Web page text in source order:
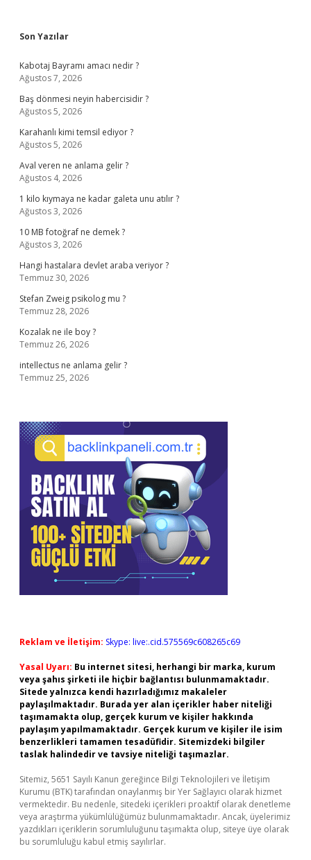
Sidebar
Son Yazılar
Kabotaj Bayramı amacı nedir ?
Ağustos 7, 2026
Baş dönmesi neyin habercisidir ?
Ağustos 5, 2026
Karahanlı kimi temsil ediyor ?
Ağustos 5, 2026
Aval veren ne anlama gelir ?
Ağustos 4, 2026
1 kilo kıymaya ne kadar galeta unu atılır ?
Ağustos 3, 2026
10 MB fotoğraf ne demek ?
Ağustos 3, 2026
Hangi hastalara devlet araba veriyor ?
Temmuz 30, 2026
Stefan Zweig psikolog mu ?
Temmuz 28, 2026
Kozalak ne ile boy ?
Temmuz 26, 2026
intellectus ne anlama gelir ?
Temmuz 25, 2026
Reklam ve İletişim: Skype: live:.cid.575569c608265c69
Yasal Uyarı: Bu internet sitesi, herhangi bir marka, kurum
veya şahıs şirketi ile hiçbir bağlantısı bulunmamaktadır.
Sitede yalnızca kendi hazırladığımız makaleler
paylaşılmaktadır. Burada yer alan içerikler haber niteliği
taşımamakta olup, gerçek kurum ve kişiler hakkında
paylaşım yapılmamaktadır. Gerçek kurum ve kişiler ile isim
benzerlikleri tamamen tesadüfidir. Sitemizdeki bilgiler
taslak halindedir ve tavsiye niteliği taşımazlar.
Sitemiz, 5651 Sayılı Kanun gereğince Bilgi Teknolojileri ve İletişim
Kurumu (BTK) tarafından onaylanmış bir Yer Sağlayıcı olarak hizmet
vermektedir. Bu nedenle, sitedeki içerikleri proaktif olarak denetleme
veya araştırma yükümlülüğümüz bulunmamaktadır. Ancak, üyelerimiz
yazdıkları içeriklerin sorumluluğunu taşımakta olup, siteye üye olarak
bu sorumluluğu kabul etmiş sayılırlar.